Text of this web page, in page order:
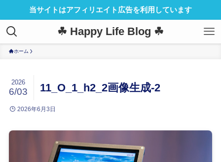
当サイトはアフィリエイト広告を利用しています
☘ Happy Life Blog ☘
ホーム
11_O_1_h2_2画像生成-2
2026
6/03
2026年6月3日